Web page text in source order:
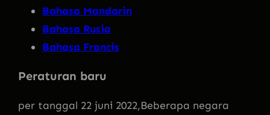
Bahasa Mandarin
Bahasa Rusia
Bahasa Francis
Peraturan baru
per tanggal 22 juni 2022,Beberapa negara